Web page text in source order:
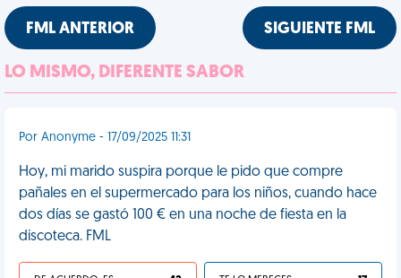
FML ANTERIOR SIGUIENTE FML
LO MISMO, DIFERENTE SABOR
Por Anonyme - 17/09/2025 11:31
Hoy, mi marido suspira porque le pido que compre
pañales en el supermercado para los niños, cuando hace
dos días se gastó 100 € en una noche de fiesta en la
discoteca. FML